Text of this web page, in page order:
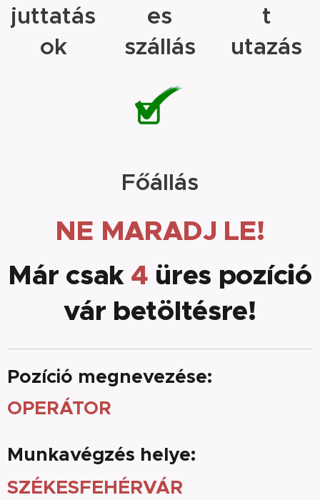
juttatás
ok
es
szállás
t
utazás
Főállás
NE MARADJ LE!
Már csak 4 üres pozíció
vár betöltésre!
Pozíció megnevezése:
OPERÁTOR
Munkavégzés helye:
SZÉKESFEHÉRVÁR